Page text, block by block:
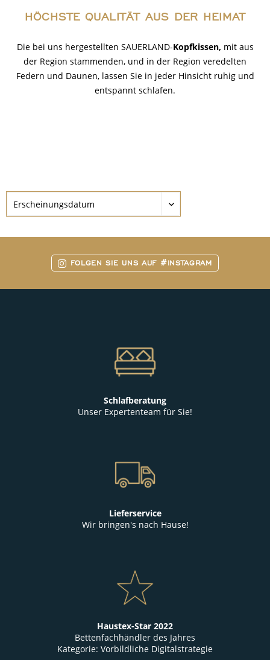
HÖCHSTE QUALITÄT AUS DER HEIMAT
Die bei uns hergestellten SAUERLAND-Kopfkissen, mit aus
der Region stammenden, und in der Region veredelten
Federn und Daunen, lassen Sie in jeder Hinsicht ruhig und
entspannt schlafen.
FOLGEN SIE UNS AUF #INSTAGRAM
Schlafberatung
Unser Expertenteam für Sie!
Lieferservice
Wir bringen's nach Hause!
Haustex-Star 2022
Bettenfachhändler des Jahres
Kategorie: Vorbildliche Digitalstrategie